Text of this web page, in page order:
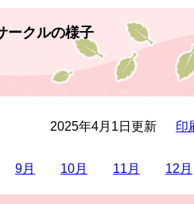
クルの様子
2025年4月1日更新 印
9月 10月 11月 12月